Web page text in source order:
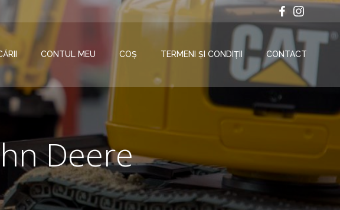
CONTUL MEU COȘ TERMENI ȘI CONDIȚII CONTACT
Deere